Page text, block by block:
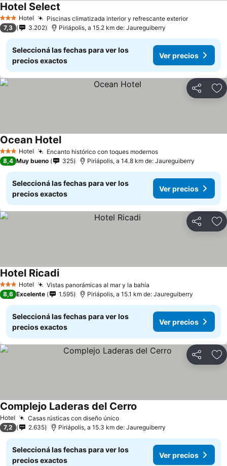
3 Estrellas
Hotel Piscinas climatizada interior y refrescante exterior
Hotel Select
7,3 3.202 Piriápolis, a 15.2 km de: Jaureguiberry
Seleccioná las fechas para ver los
precios exactos
Ver precios
Compartir
3 Estrellas
Hotel Encanto histórico con toques modernos
Ocean Hotel
8,4 Muy bueno 325 Piriápolis, a 14.8 km de: Jaureguiberry
Seleccioná las fechas para ver los
precios exactos
Ver precios
Compartir
3 Estrellas
Hotel Vistas panorámicas al mar y la bahía
Hotel Ricadi
8,6 Excelente 1.595 Piriápolis, a 15.1 km de: Jaureguiberry
Seleccioná las fechas para ver los
precios exactos
Ver precios
Compartir
Hotel Casas rústicas con diseño único
Complejo Laderas del Cerro
7,2 2.635 Piriápolis, a 15.3 km de: Jaureguiberry
Seleccioná las fechas para ver los
precios exactos
Ver precios